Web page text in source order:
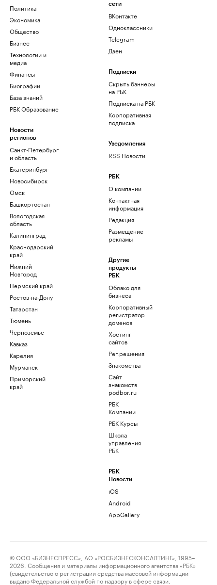
Политика
Экономика
Общество
Бизнес
Технологии и
медиа
Финансы
Биографии
База знаний
РБК Образование
Новости
регионов
Санкт-Петербург
и область
Екатеринбург
Новосибирск
Омск
Башкортостан
Вологодская
область
Калининград
Краснодарский
край
Нижний
Новгород
Пермский край
Ростов-на-Дону
Татарстан
Тюмень
Черноземье
Кавказ
Карелия
Мурманск
Приморский
край
сети
ВКонтакте
Одноклассники
Telegram
Дзен
Подписки
Скрыть баннеры
на РБК
Подписка на РБК
Корпоративная
подписка
Уведомления
RSS Новости
РБК
О компании
Контактная
информация
Редакция
Размещение
рекламы
Другие
продукты
РБК
Облако для
бизнеса
Корпоративный
регистратор
доменов
Хостинг
сайтов
Рег.решения
Знакомства
Сайт
знакомств
podbor.ru
РБК
Компании
РБК Курсы
Школа
управления
РБК
РБК
Новости
iOS
Android
AppGallery
© ООО «БИЗНЕСПРЕСС», АО «РОСБИЗНЕСКОНСАЛТИНГ», 1995–
2026. Сообщения и материалы информационного агентства «РБК»
(свидетельство о регистрации средства массовой информации
выдано Федеральной службой по надзору в сфере связи,